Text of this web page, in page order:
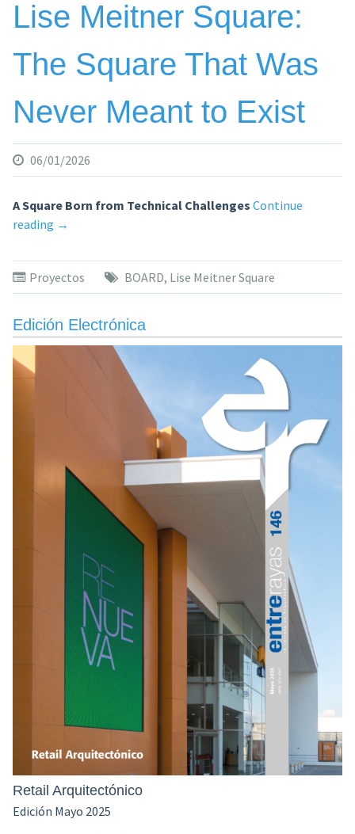
Lise Meitner Square:
The Square That Was
Never Meant to Exist
06/01/2026
A Square Born from Technical Challenges Continue
reading «Lise
Square:
The
That
Was
→
Proyectos BOARD, Lise Meitner Square
Edición Electrónica
Retail Arquitectónico
Edición Mayo 2025